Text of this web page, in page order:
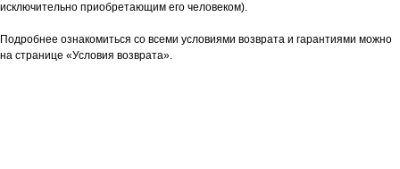
исключительно приобретающим его человеком).
Подробнее ознакомиться со всеми условиями возврата и гарантиями можно
на странице «Условия возврата».